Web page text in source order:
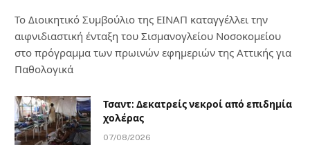
Το Διοικητικό Συμβούλιο της ΕΙΝΑΠ καταγγέλλει την
αιφνιδιαστική ένταξη του Σισμανογλείου Νοσοκομείου
στο πρόγραμμα των πρωινών εφημεριών της Αττικής για
Παθολογικά
Τσαντ: Δεκατρείς νεκροί από επιδημία
χολέρας
07/08/2026